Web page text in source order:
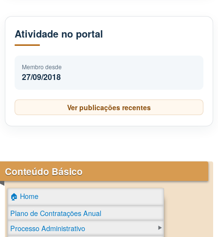
Atividade no portal
Membro desde
27/09/2018
Ver publicações recentes
Conteúdo Básico
🏠 Home
Plano de Contratações Anual
Processo Administrativo